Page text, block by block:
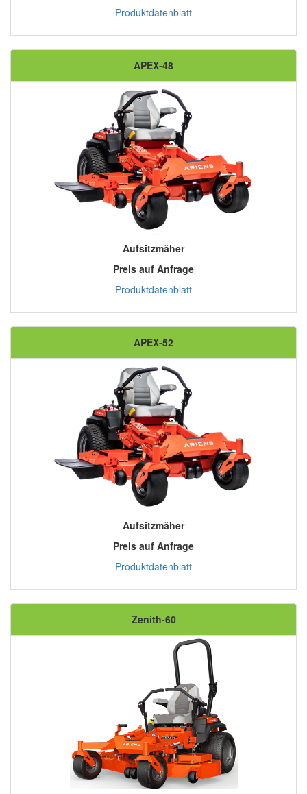
Produktdatenblatt
APEX-48
Aufsitzmäher
Preis auf Anfrage
Produktdatenblatt
APEX-52
Aufsitzmäher
Preis auf Anfrage
Produktdatenblatt
Zenith-60